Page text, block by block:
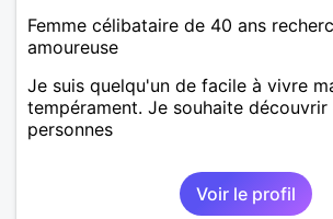
Femme célibataire de 40 ans
amoureuse
Je suis quelqu'un de facile à vivre
tempérament. Je souhaite découvrir
personnes
Voir le profil